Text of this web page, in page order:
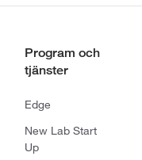
Program och
tjänster
Edge
New Lab Start
Up